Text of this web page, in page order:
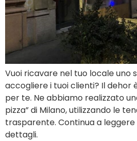
Vuoi ricavare nel tuo locale uno
accogliere i tuoi clienti? Il dehor
per te. Ne abbiamo realizzato
pizza” di Milano, utilizzando le
trasparente. Continua a
dettagli.